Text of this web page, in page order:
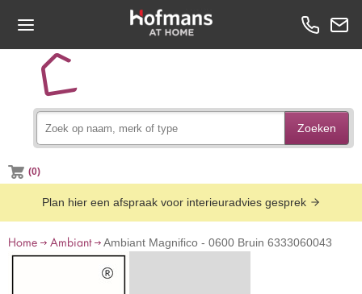
Zoeken
(0)
Plan hier een afspraak voor interieuradvies gesprek
Home Ambiant Ambiant Magnifico - 0600 Bruin 6333060043